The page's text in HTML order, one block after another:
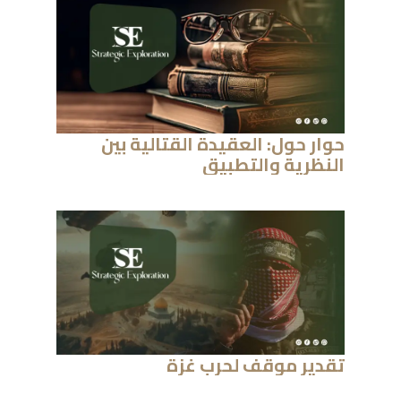
حوارحول:العقيدةالقتاليةبين
النظريةوالتطبيق
تقديرموقفلحربغزة